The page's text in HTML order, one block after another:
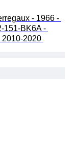
- 1966 -
151-BK6A -
2010-2020